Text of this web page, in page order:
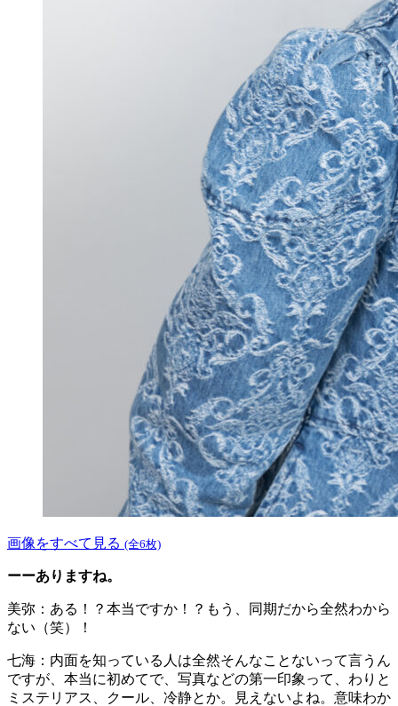
画像をすべて見る (全6枚)
ーーありますね。
美弥：ある！？本当ですか！？もう、同期だから全然わから
ない（笑）！
七海：内面を知っている人は全然そんなことないって言うん
ですが、本当に初めてで、写真などの第一印象って、わりと
ミステリアス、クール、冷静とか。見えないよね。意味わか